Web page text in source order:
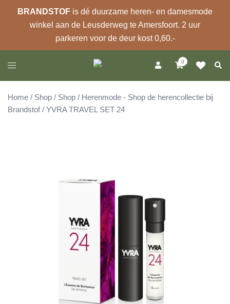
BRANDSTOF is dé duurzame heren- en damesmode
winkel aan de Leusderweg te Amersfoort. 2 uur
parkeren voor de deur kost 0,60.-
naar
de
inhoud
Toggle
0
Home / Shop / Shop / Herenmode - Shop de herencollectie bij
Brandstof/ YVRA TRAVEL SET 24